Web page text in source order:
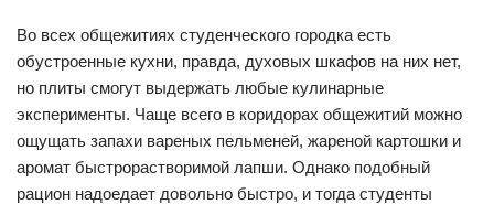
Во всех общежитиях студенческого городка есть
обустроенные кухни, правда, духовых шкафов на них нет,
но плиты смогут выдержать любые кулинарные
эксперименты. Чаще всего в коридорах общежитий можно
ощущать запахи вареных пельменей, жареной картошки и
аромат быстрорастворимой лапши. Однако подобный
рацион надоедает довольно быстро, и тогда студенты